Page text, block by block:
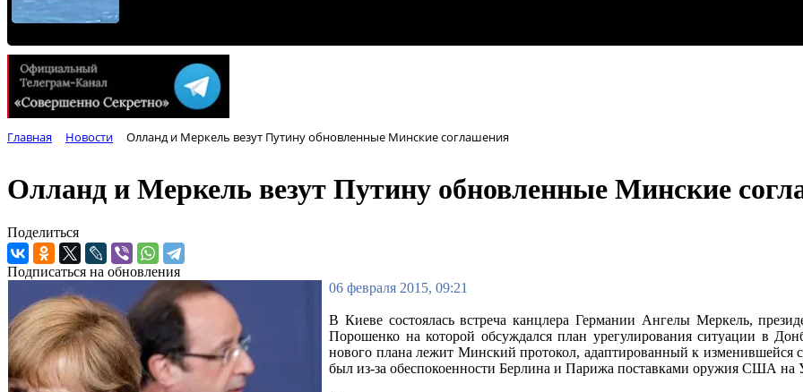
Главная Новости Олланд и Меркель везут Путину обновленные Минские соглашения
Олланд и Меркель везут Путину обновленные Минские
Поделиться
Подписаться на обновления
06 февраля 2015, 09:21
В Киеве состоялась встреча канцлера Германии Ангелы Меркель,
Порошенко на которой обсуждался план урегулирования ситуации в
нового плана лежит Минский протокол, адаптированный к изменившейся
был из-за обеспокоенности Берлина и Парижа поставками оружия США на